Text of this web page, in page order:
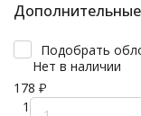
Дополнительные
Подобрать
Нет в наличии
178 ₽
1